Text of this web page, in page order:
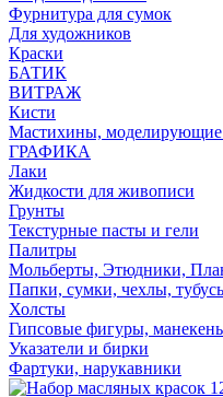
Фурнитура для сумок
Для художников
Краски
БАТИК
ВИТРАЖ
Кисти
Мастихины, моделирующие
ГРАФИКА
Лаки
Жидкости для живописи
Грунты
Текстурные пасты и гели
Палитры
Мольберты, Этюдники,
Папки, сумки, чехлы,
Холсты
Гипсовые фигуры,
Указатели и бирки
Фартуки, нарукавники